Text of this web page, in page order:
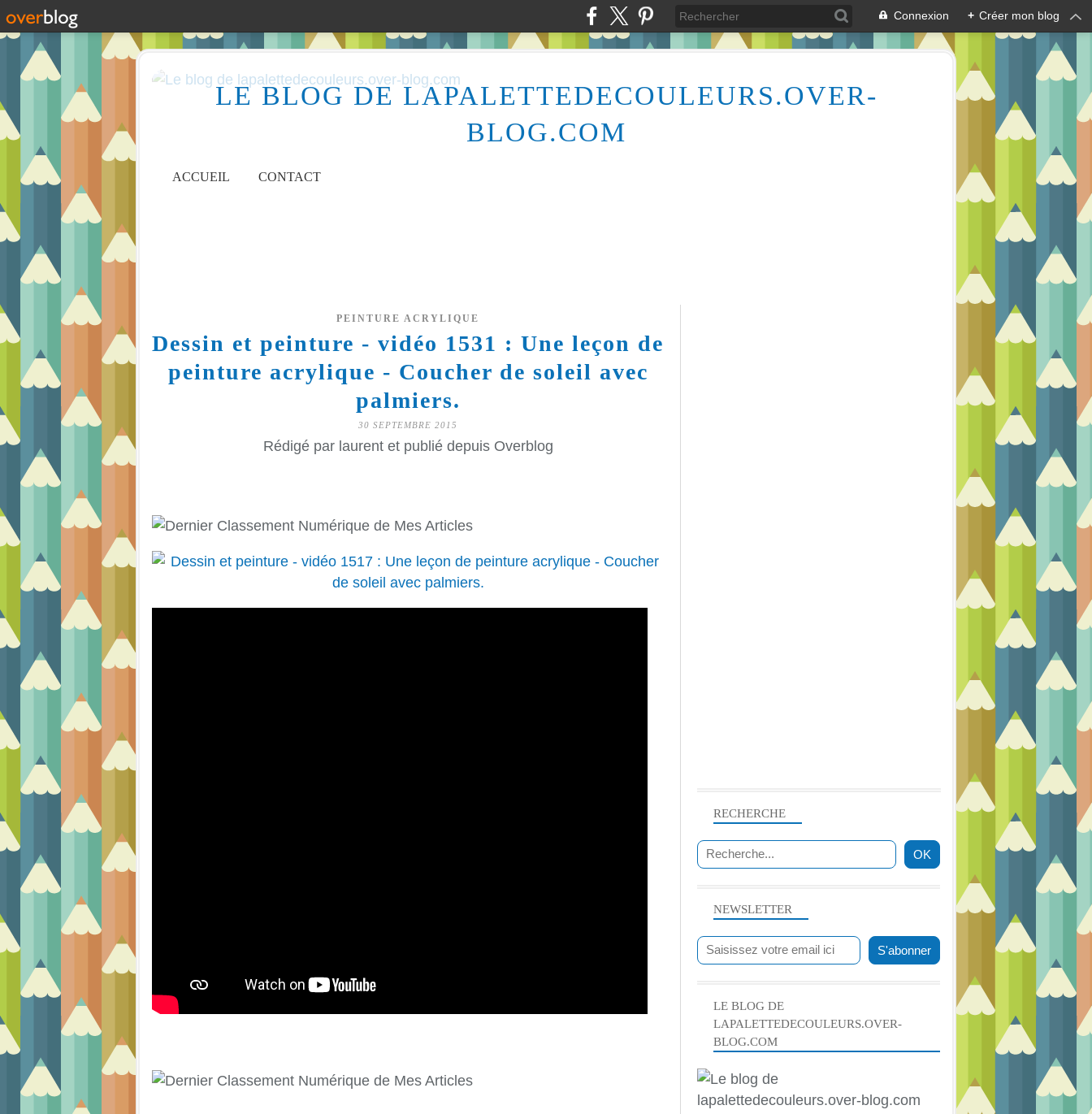
Connexion + Créer mon blog
LE BLOG DE LAPALETTEDECOULEURS.OVER-
BLOG.COM
ACCUEIL CONTACT
PEINTURE ACRYLIQUE
Dessin et peinture - vidéo 1531 : Une leçon de
peinture acrylique - Coucher de soleil avec
palmiers.
30 SEPTEMBRE 2015
Rédigé par laurent et publié depuis Overblog
NEWSLETTER
RECHERCHE
LE BLOG DE
LAPALETTEDECOULEURS.OVER-
BLOG.COM